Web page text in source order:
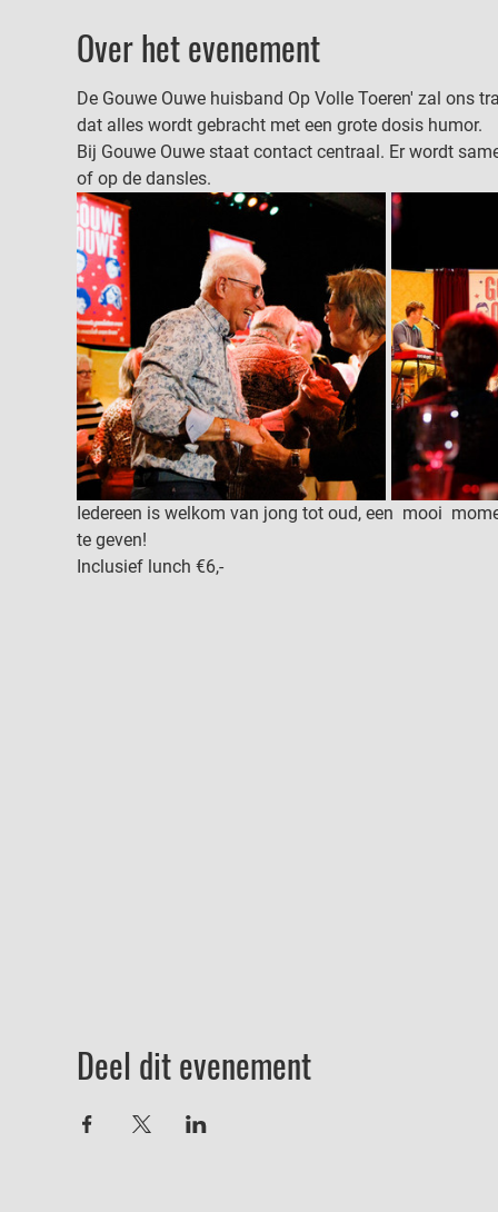
Over het evenement
De Gouwe Ouwe huisband Op Volle Toeren' zal ons
dat alles wordt gebracht met een grote dosis humor.
Bij Gouwe Ouwe staat contact centraal. Er wordt
of op de dansles.
Iedereen is welkom van jong tot oud, een  mooi
te geven!
Inclusief lunch €6,-
Deel dit evenement